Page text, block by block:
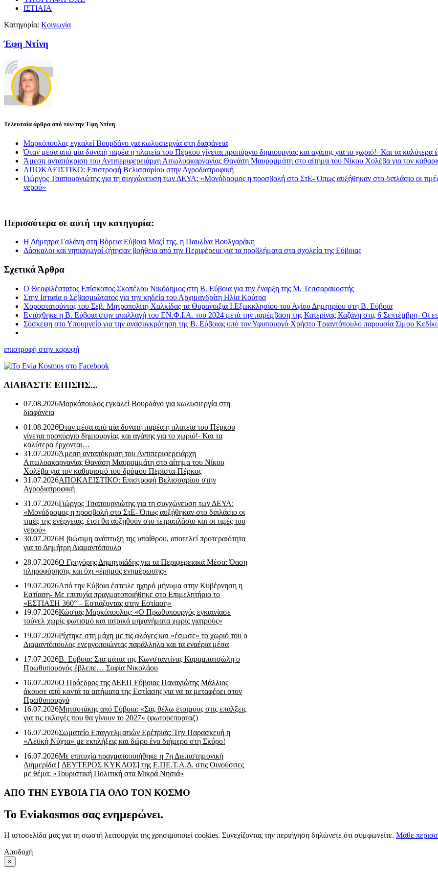
ΙΣΤΙΑΙΑ
Κατηγορία: Κοινωνία
Έφη Ντίνη
Τελευταία άρθρα από τον/την Έφη Ντίνη
Μαρκόπουλος εγκαλεί Βουρδάνο για κωλυσιεργία στη διαφάνεια
Όταν μέσα από μία δυνατή παρέα η πλατεία του Πέρκου γίνεται προπύργιο δημιουργίας και αγάπης για το χωριό!- Και τα καλύτερα
Άμεση ανταπόκριση του Αντιπεριφερειάρχη Αιτωλοακαρνανίας Θανάση Μαυρομμάτη στο αίτημα του Νίκου Χολέβα για τον
ΑΠΟΚΛΕΙΣΤΙΚΟ: Επιστροφή Βελισσαρίου στην Αγροδιατροφική
Γιώργος Τσαπουρνιώτης για τη συγχώνευση των ΔΕΥΑ: «Μονόδρομος η προσβολή στο ΣτΕ- Όπως αυξήθηκαν στο διπλάσιο οι τιμές
νερού»
Περισσότερα σε αυτή την κατηγορία:
Η Δήμητρα Γαλάνη στη Βόρεια Εύβοια Μαζί της, η Παυλίνα Βουλγαράκη
Δάσκαλοι και νηπιαγωγοί ζήτησαν βοήθεια από την Περιφέρεια για τα προβλήματα στα σχολεία της Εύβοιας
Σχετικά Άρθρα
Ο Θεοφιλέστατος Επίσκοπος Σκοπέλου Νικόδημος στη Β. Εύβοια για την έναρξη της Μ. Τεσσαρακοστής
Στην Ιστιαία ο Σεβασμιώτατος για την κηδεία του Αρχιμανδρίτη Ηλία Κούτρα
Χοροστατούντος του Σεβ. Μητροπολίτη Χαλκίδας τα Θυρανοιξια Ι.Εξωκκλησίου του Αγίου Δημητρίου στη Β. Εύβοια
Εντάχθηκε η Β. Εύβοια στην απαλλαγή του ΕΝ.Φ.Ι.Α. του 2024 μετά την παρέμβαση της Κατερίνας Καζάνη στις 6 Σεπτέμβρη- Οι
Σύσκεψη στο Υπουργείο για την ανασυγκρότηση της Β. Εύβοιας υπό τον Υφυπουργό Χρήστο Τριαντόπουλο παρουσία Σίμου
επιστροφή στην κορυφή
ΔΙΑΒΑΣΤΕ ΕΠΙΣΗΣ...
07.08.2026Μαρκόπουλος εγκαλεί Βουρδάνο για κωλυσιεργία στη
διαφάνεια
01.08.2026Όταν μέσα από μία δυνατή παρέα η πλατεία του Πέρκου
γίνεται προπύργιο δημιουργίας και αγάπης για το χωριό!- Και τα
καλύτερα έρχονται…
31.07.2026Άμεση ανταπόκριση του Αντιπεριφερειάρχη
Αιτωλοακαρνανίας Θανάση Μαυρομμάτη στο αίτημα του Νίκου
Χολέβα για τον καθαρισμό του δρόμου Περίστα-Πέρκος
31.07.2026ΑΠΟΚΛΕΙΣΤΙΚΟ: Επιστροφή Βελισσαρίου στην
Αγροδιατροφική
31.07.2026Γιώργος Τσαπουρνιώτης για τη συγχώνευση των ΔΕΥΑ:
«Μονόδρομος η προσβολή στο ΣτΕ- Όπως αυξήθηκαν στο διπλάσιο οι
τιμές της ενέργειας, έτσι θα αυξηθούν στο τετραπλάσιο και οι τιμές του
νερού»
30.07.2026Η βιώσιμη ανάπτυξη της υπαίθρου, αποτελεί προτεραιότητα
για το Δημήτρη Διαμαντόπουλο
28.07.2026Ο Γρηγόρης Δημητριάδης για τα Περιφερειακά Μέσα: Όαση
πληροφόρησης και όχι «έρημος ενημέρωσης»
19.07.2026Από την Εύβοια έστειλε ηχηρό μήνυμα στην Κυβέρνηση η
Εστίαση- Με επιτυχία πραγματοποιήθηκε στο Επιμελητήριο το
«ΕΣΤΙΑΣΗ 360° – Εστιάζοντας στην Εστίαση»
19.07.2026Κώστας Μαρκόπουλος: «Ο Πρωθυπουργός εγκαινίασε
τούνελ χωρίς φωτισμό και ιατρικά μηχανήματα χωρίς γιατρούς»
19.07.2026Ρίχτηκε στη μάχη με τις φλόγες και «έσωσε» το χωριό του ο
Διαμαντόπουλος ενεργοποιώντας παράλληλα και τα εναέρια μέσα
17.07.2026Β. Εύβοια: Στα μάτια της Κωνσταντίνας Καραμπατσώλη ο
Πρωθυπουργός έβλεπε… Σοφία Νικολάου
16.07.2026Ο Πρόεδρος της ΔΕΕΠ Εύβοιας Παναγιώτης Μάλλιος
άκουσε από κοντά τα αιτήματα της Εστίασης για να τα μεταφέρει στον
Πρωθυπουργό
16.07.2026Μητσοτάκης από Εύβοια: «Σας θέλω έτοιμους στις επάλξεις
για τις εκλογές που θα γίνουν το 2027» (φωτορεπορταζ)
16.07.2026Σωματείο Επαγγελματιών Ερέτριας: Την Παρασκευή η
«Λευκή Νύχτα» με εκπλήξεις και δώρο ένα διήμερο στη Σκύρο!
16.07.2026Με επιτυχία πραγματοποιήθηκε η 7η Διεπιστημονική
Διημερίδα [ ΔEYΤΕΡΟΣ ΚΥΚΛΟΣ] της Ε.ΠΕ.Τ.Α.Δ. στις Οινούσσες
με θέμα: «Τουριστική Πολιτική στα Μικρά Νησιά»
ΑΠΟ ΤΗΝ ΕΥΒΟΙΑ ΓΙΑ ΟΛΟ ΤΟΝ ΚΟΣΜΟ
Το Eviakosmos σας ενημερώνει.
Η ιστοσελίδα μας για τη σωστή λειτουργία της χρησιμοποιεί cookies. Συνεχίζοντας την περιήγηση δηλώνετε ότι συμφωνείτε. Μάθε
Αποδοχή
×